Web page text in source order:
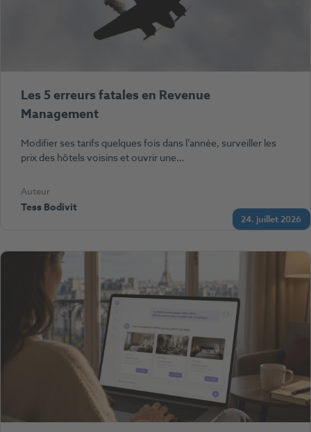
24. juillet 2026
Les 5 erreurs fatales en Revenue
Management
Modifier ses tarifs quelques fois dans l’année, surveiller les
prix des hôtels voisins et ouvrir une…
Auteur
Tess Bodivit